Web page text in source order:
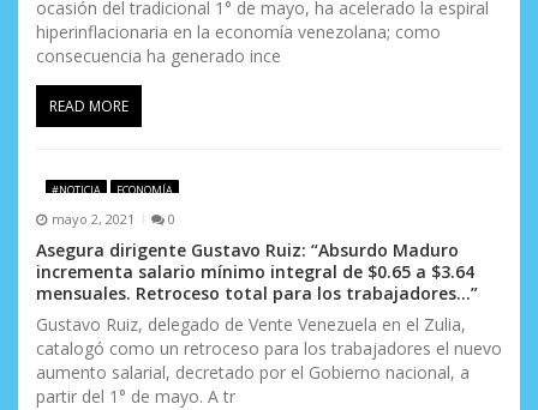
ocasión del tradicional 1° de mayo, ha acelerado la espiral
hiperinflacionaria en la economía venezolana; como
consecuencia ha generado ince
READ MORE
#NOTICIA ECONOMÍA
mayo 2, 2021 0
Asegura dirigente Gustavo Ruiz: “Absurdo Maduro
incrementa salario mínimo integral de $0.65 a $3.64
mensuales. Retroceso total para los trabajadores…”
Gustavo Ruiz, delegado de Vente Venezuela en el Zulia,
catalogó como un retroceso para los trabajadores el nuevo
aumento salarial, decretado por el Gobierno nacional, a
partir del 1° de mayo. A tr